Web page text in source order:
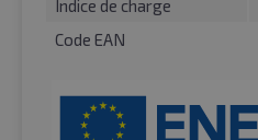
Indice de charge
Code EAN